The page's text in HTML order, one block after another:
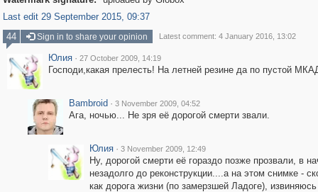
Last edit 29 September 2015, 09:37
44
Sign in to share your opinion Latest comment: 4 January 2016, 13:02
Юлия · 27 October 2009, 14:19
Господи,какая прелесть! На летней резине да по пустой
Bambroid · 3 November 2009, 04:52
Ага, ночью... Не зря её дорогой смерти звали.
Юлия · 3 November 2009, 12:49
Ну, дорогой смерти её гораздо позже прозвали, в
незадолго до реконструкции....а на этом снимке -
как дорога жизни (по замерзшей Ладоге), извиняюсь